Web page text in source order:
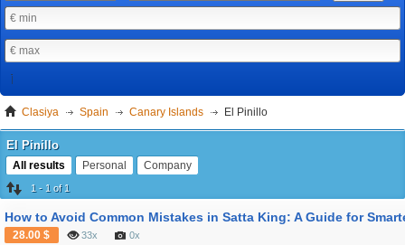
Clasiya Spain Canary Islands El Pinillo
El Pinillo
All results Personal Company
1 - 1 of 1
28.00 $ 33x 0x